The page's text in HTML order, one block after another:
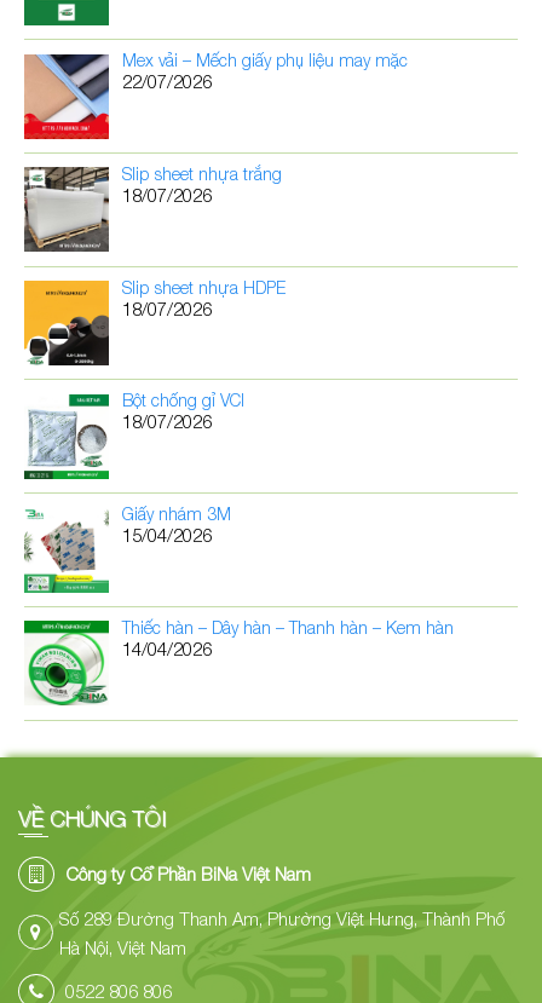
Mex vải – Mếch giấy phụ liệu may mặc
22/07/2026
Slip sheet nhựa trắng
18/07/2026
Slip sheet nhựa HDPE
18/07/2026
Bột chống gỉ VCI
18/07/2026
Giấy nhám 3M
15/04/2026
Thiếc hàn – Dây hàn – Thanh hàn – Kem hàn
14/04/2026
VỀ CHÚNG TÔI
Công ty Cổ Phần BiNa Việt Nam
Số 289 Đường Thanh Am, Phường Việt Hưng, Thành Phố
Hà Nội, Việt Nam
0522 806 806